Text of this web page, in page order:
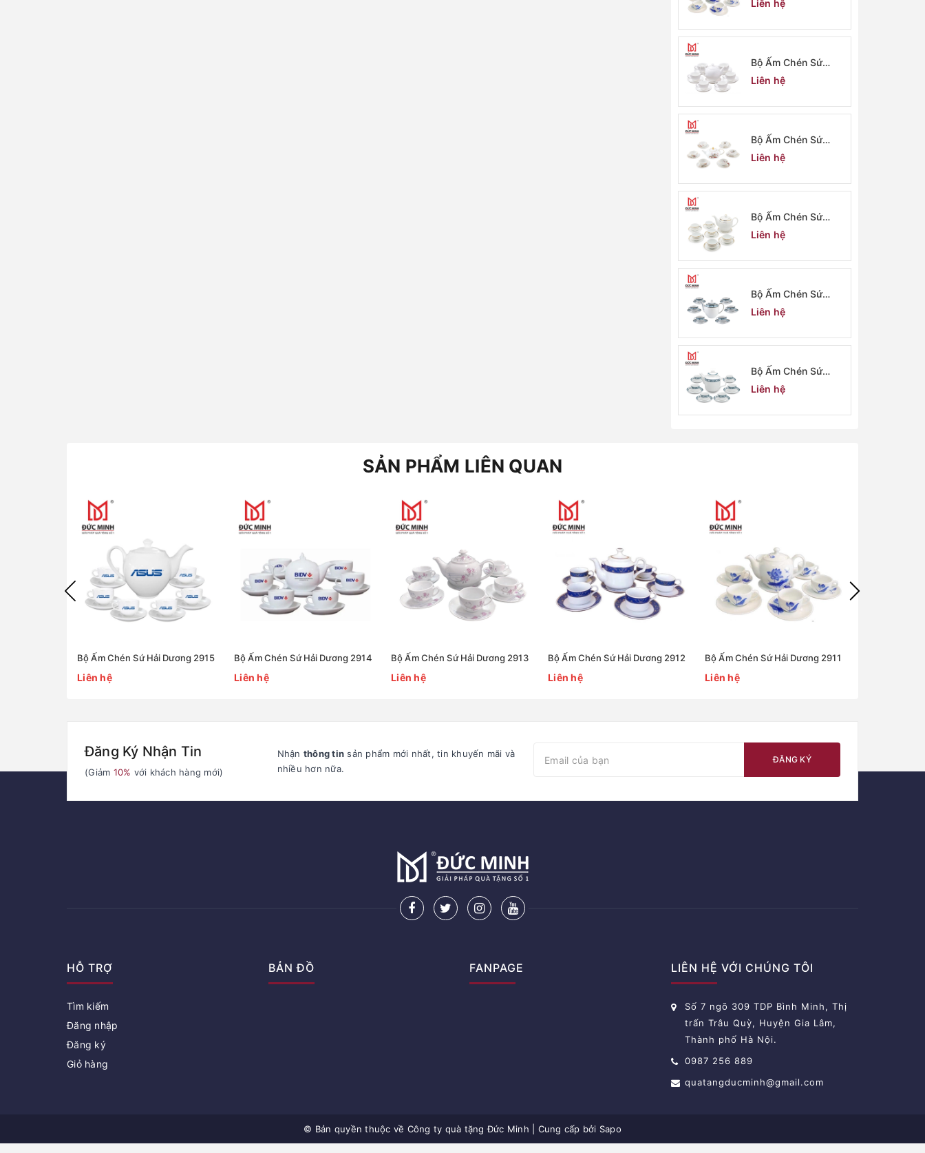
Liên hệ
Bộ Ấm Chén Sứ
Minh Long 2910
Liên hệ
Bộ Ấm Chén Sứ
Minh Long 2909
Liên hệ
Bộ Ấm Chén Sứ
Minh Long 2908
Liên hệ
Bộ Ấm Chén Sứ
Minh Long 2907
Liên hệ
Bộ Ấm Chén Sứ
Minh Long 2906
Liên hệ
SẢN PHẨM LIÊN QUAN
Bộ Ấm Chén Sứ Hải Dương 2915
Liên hệ
Bộ Ấm Chén Sứ Hải Dương 2914
Liên hệ
Bộ Ấm Chén Sứ Hải Dương 2913
Liên hệ
Bộ Ấm Chén Sứ Hải Dương 2912
Liên hệ
Bộ Ấm Chén Sứ Hải Dương 2911
Liên hệ
Đăng Ký Nhận Tin
(Giảm 10% với khách hàng mới)
Nhận thông tin sản phẩm mới nhất, tin khuyến mãi và
nhiều hơn nữa.
ĐĂNG KÝ
HỖ TRỢ
Tìm kiếm
Đăng nhập
Đăng ký
Giỏ hàng
BẢN ĐỒ FANPAGE LIÊN HỆ VỚI CHÚNG TÔI
Số 7 ngõ 309 TDP Bình Minh, Thị
trấn Trâu Quỳ, Huyện Gia Lâm,
Thành phố Hà Nội.
0987 256 889
quatangducminh@gmail.com
© Bản quyền thuộc về Công ty quà tặng Đức Minh Cung cấp bởi Sapo